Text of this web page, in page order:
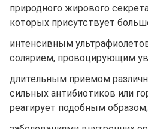
природного жирового
которых присутствует
интенсивным
солярием, провоцирующим
длительным приемом
сильных антибиотиков или
реагирует подобным образом;